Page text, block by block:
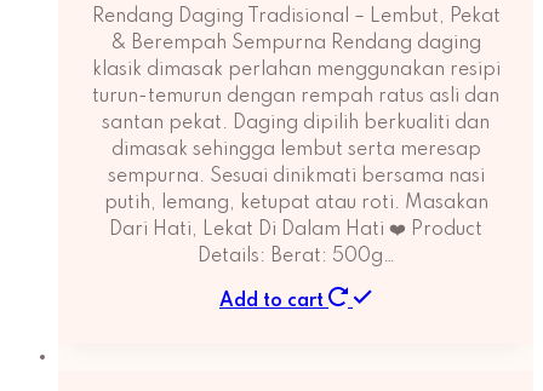
Rendang Daging Tradisional – Lembut, Pekat
& Berempah Sempurna Rendang daging
klasik dimasak perlahan menggunakan resipi
turun-temurun dengan rempah ratus asli dan
santan pekat. Daging dipilih berkualiti dan
dimasak sehingga lembut serta meresap
sempurna. Sesuai dinikmati bersama nasi
putih, lemang, ketupat atau roti. Masakan
Dari Hati, Lekat Di Dalam Hati ❤️ Product
Details: Berat: 500g…
Add to cart